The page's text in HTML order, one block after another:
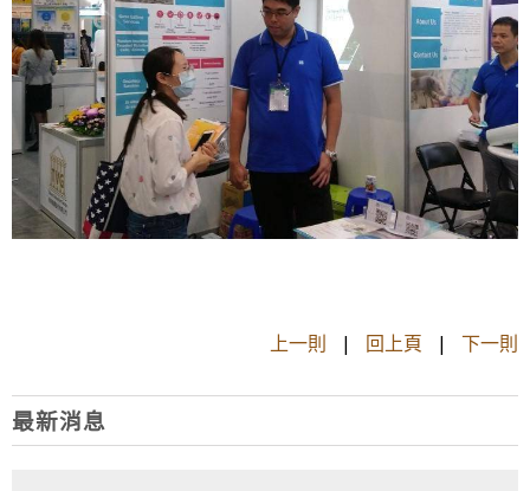
上一則 | 回上頁 | 下一則
最新消息